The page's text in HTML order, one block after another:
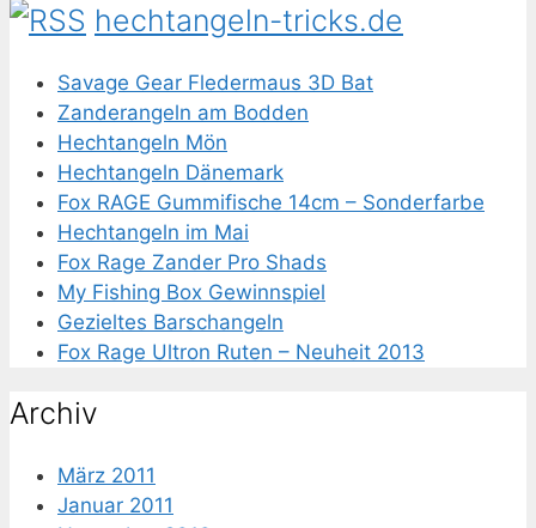
hechtangeln-tricks.de
Savage Gear Fledermaus 3D Bat
Zanderangeln am Bodden
Hechtangeln Mön
Hechtangeln Dänemark
Fox RAGE Gummifische 14cm – Sonderfarbe
Hechtangeln im Mai
Fox Rage Zander Pro Shads
My Fishing Box Gewinnspiel
Gezieltes Barschangeln
Fox Rage Ultron Ruten – Neuheit 2013
Archiv
März 2011
Januar 2011